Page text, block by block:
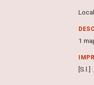
1
[S.l.]